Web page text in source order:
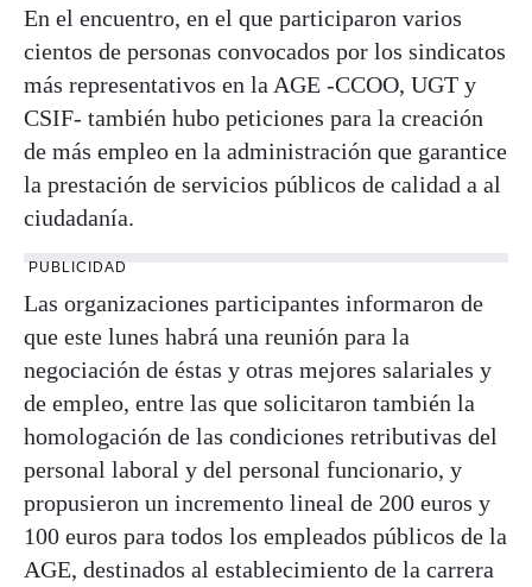
En el encuentro, en el que participaron varios
cientos de personas convocados por los sindicatos
más representativos en la AGE -CCOO, UGT y
CSIF- también hubo peticiones para la creación
de más empleo en la administración que garantice
la prestación de servicios públicos de calidad a al
ciudadanía.
PUBLICIDAD
Las organizaciones participantes informaron de
que este lunes habrá una reunión para la
negociación de éstas y otras mejores salariales y
de empleo, entre las que solicitaron también la
homologación de las condiciones retributivas del
personal laboral y del personal funcionario, y
propusieron un incremento lineal de 200 euros y
100 euros para todos los empleados públicos de la
AGE, destinados al establecimiento de la carrera